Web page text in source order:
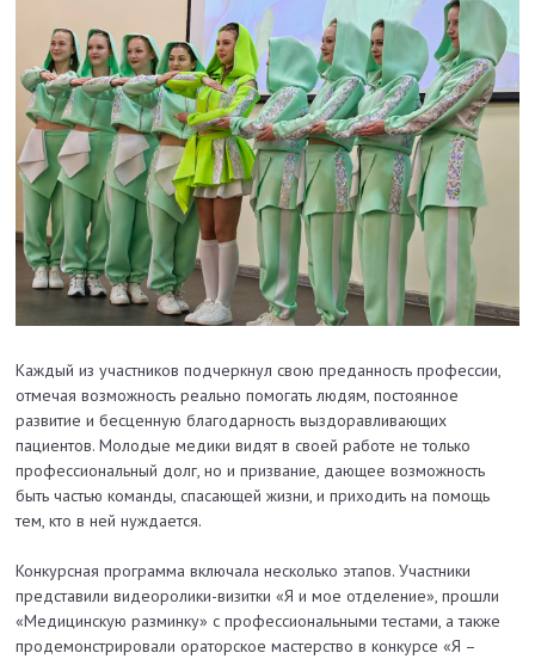
Каждый из участников подчеркнул свою преданность профессии,
отмечая возможность реально помогать людям, постоянное
развитие и бесценную благодарность выздоравливающих
пациентов. Молодые медики видят в своей работе не только
профессиональный долг, но и призвание, дающее возможность
быть частью команды, спасающей жизни, и приходить на помощь
тем, кто в ней нуждается.
Конкурсная программа включала несколько этапов. Участники
представили видеоролики-визитки «Я и мое отделение», прошли
«Медицинскую разминку» с профессиональными тестами, а также
продемонстрировали ораторское мастерство в конкурсе «Я –